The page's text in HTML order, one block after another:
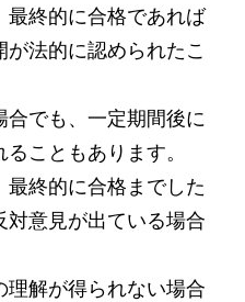
最終的に合格であれば
法的に認められたこ
合でも、一定期間後に
こともあります。
最終的に合格までした
対意見が出ている場合
理解が得られない場合